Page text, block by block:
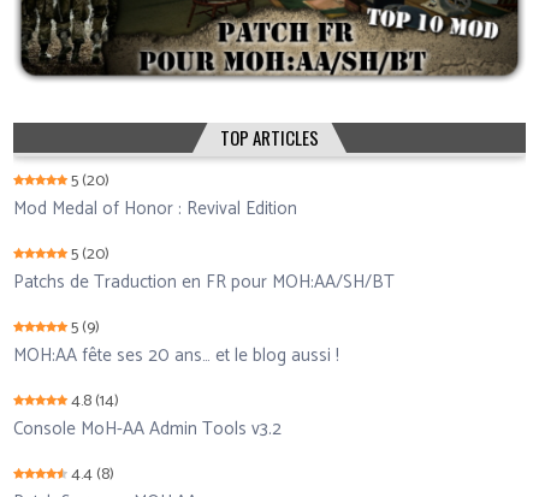
TOP ARTICLES
5(20)
Mod Medal of Honor : Revival Edition
5(20)
Patchs de Traduction en FR pour MOH:AA/SH/BT
5(9)
MOH:AA fête ses 20 ans… et le blog aussi !
4.8(14)
Console MoH-AA Admin Tools v3.2
4.4(8)